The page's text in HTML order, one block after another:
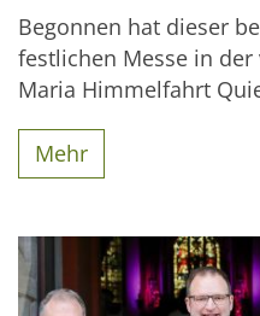
Begonnen hat dieser
festlichen Messe in
Maria Himmelfahrt
Mehr